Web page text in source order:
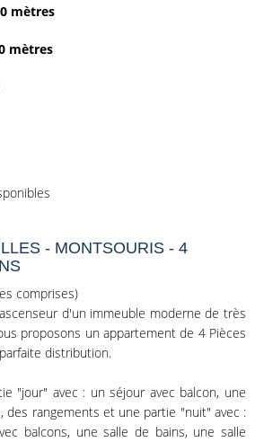
mètres
mètres
- MONTSOURIS - 4
comprises)
d'un immeuble moderne de très
proposons un appartement de 4 Pièces
distribution.
"jour" avec : un séjour avec balcon, une
des rangements et une partie "nuit" avec :
balcons, une salle de bains, une salle